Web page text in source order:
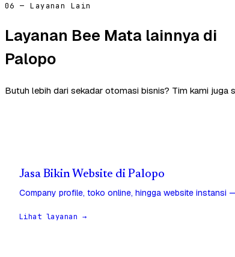
06 — Layanan Lain
Layanan Bee Mata lainnya di
Palopo
Butuh lebih dari sekadar otomasi bisnis? Tim kami juga
Jasa Bikin Website di Palopo
Company profile, toko online, hingga website instansi
Lihat layanan →